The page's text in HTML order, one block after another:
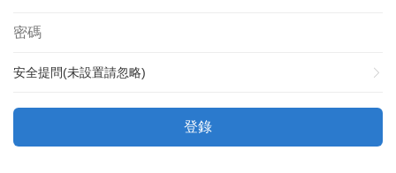
安全提問(未設置請忽略)
登錄